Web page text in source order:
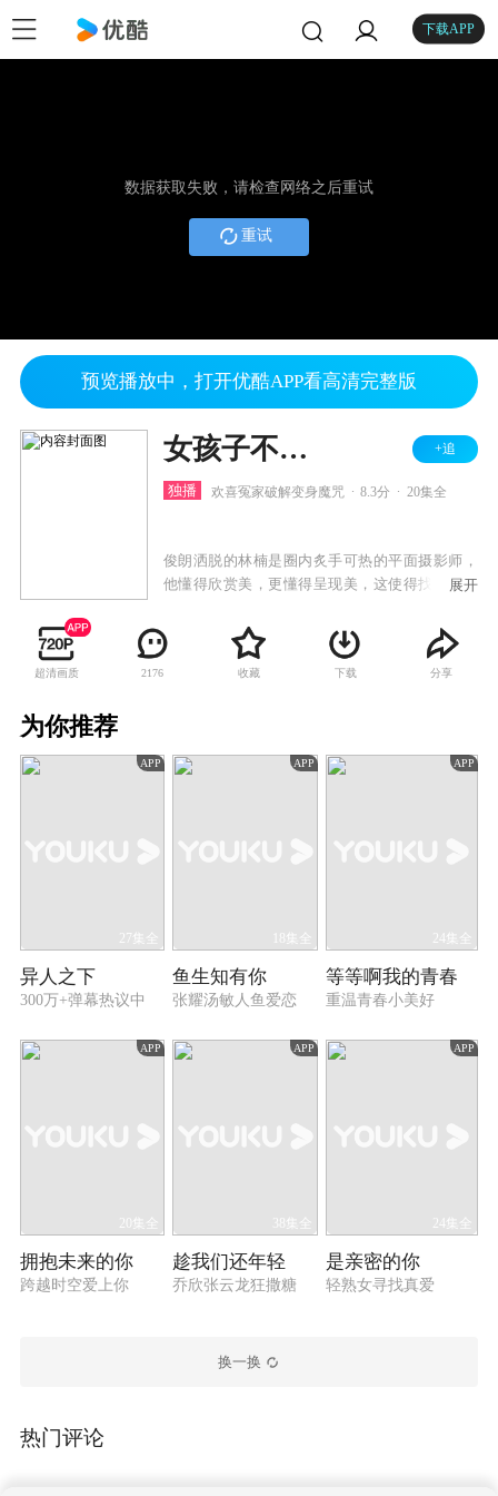
下载APP
数据获取失败，请检查网络之后重试
重试
预览播放中，打开优酷APP看高清完整版
女孩子不好惹 +追
独播 欢喜冤家破解变身魔咒 8.3分 20集全
俊朗洒脱的林楠是圈内炙手可热的平面摄影师，
他懂得欣赏美，更懂得呈现美，这使得找他拍摄
度的人。由于只醉心于自己的摄影艺术，林楠很
多时候显得我行我素口无遮拦，得罪和伤害了一
些人而不自知。对于各方出于种种目的捏造的不
一个奇怪的表盘标记，中间是100天倒计时的数
咒的极有可能对他怨恨颇深的人们。两个同病相
展开
超清画质 2176 收藏 下载 分享
为你推荐
APP
27集全
异人之下
300万+弹幕热议中
APP
18集全
鱼生知有你
张耀汤敏人鱼爱恋
APP
24集全
等等啊我的青春
重温青春小美好
APP
20集全
拥抱未来的你
跨越时空爱上你
APP
38集全
趁我们还年轻
乔欣张云龙狂撒糖
APP
24集全
是亲密的你
轻熟女寻找真爱
换一换
热门评论